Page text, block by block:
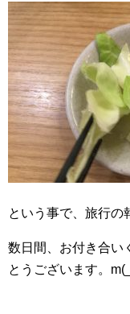
という事で、旅行の
数日間、お付き合い
とうございます。